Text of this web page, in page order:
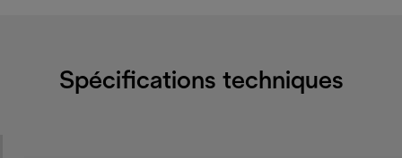
Spécifications techniques